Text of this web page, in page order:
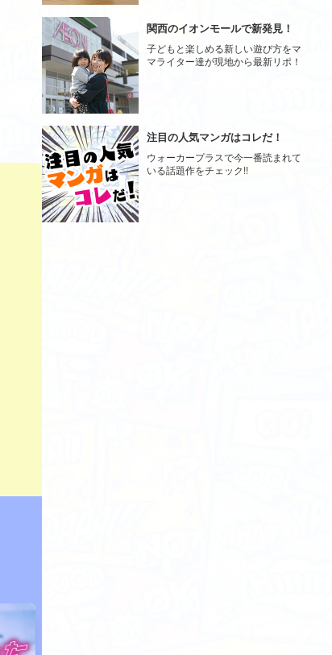
関西のイオンモールで新発見！
子どもと楽しめる新しい遊び方をマ
マライター達が現地から最新リポ！
注目の人気マンガはコレだ！
ウォーカープラスで今一番読まれて
いる話題作をチェック!!